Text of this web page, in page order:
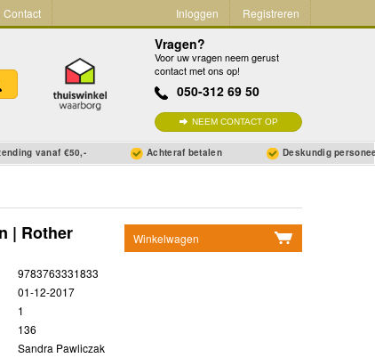
Contact Inloggen Registreren
Vragen?
Voor uw vragen neem gerust
contact met ons op!
050-312 69 50
NEEM CONTACT OP
vanaf €50,- Achteraf betalen Deskundig
Winkelwagen
| Rother
9783763331833
01-12-2017
1
136
Sandra Pawliczak